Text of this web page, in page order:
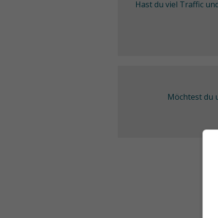
Hast du viel Traffic
Möchtest du